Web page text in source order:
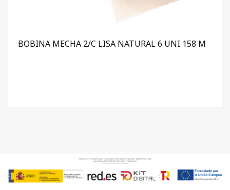
BOBINA MECHA 2/C LISA NATURAL 6 UNI 158 M